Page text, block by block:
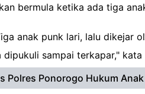
bermula ketika ada tiga
anak punk lari, lalu dikejar
sampai terkapar," kata
Polres Ponorogo Hukum